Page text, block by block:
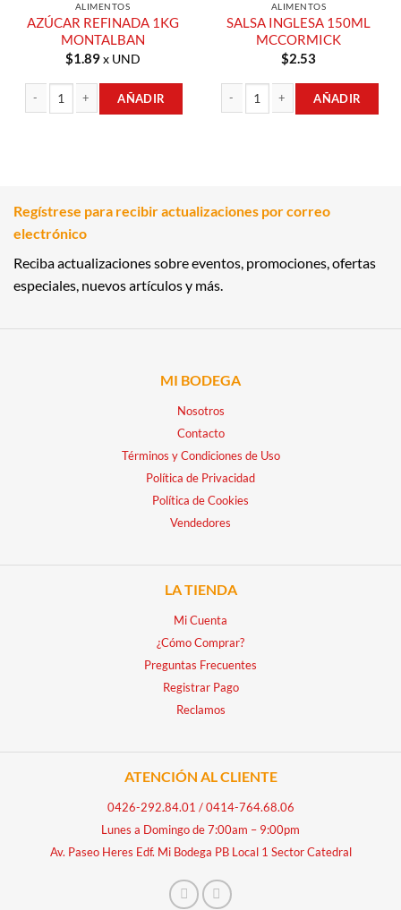
ALIMENTOS
AZÚCAR REFINADA 1KG
MONTALBAN
$1.89x UND
AÑADIR
ALIMENTOS
SALSA INGLESA 150ML
MCCORMICK
$2.53
AÑADIR
Regístrese para recibir actualizaciones por correo
electrónico
Reciba actualizaciones sobre eventos, promociones, ofertas
especiales, nuevos artículos y más.
MI BODEGA
Nosotros
Contacto
Términos y Condiciones de Uso
Política de Privacidad
Política de Cookies
Vendedores
LA TIENDA
Mi Cuenta
¿Cómo Comprar?
Preguntas Frecuentes
Registrar Pago
Reclamos
ATENCIÓN AL CLIENTE
0426-292.84.01 /0414-764.68.06
Lunes a Domingo de 7:00am – 9:00pm
Av. Paseo Heres Edf. Mi Bodega PB Local 1 Sector Catedral